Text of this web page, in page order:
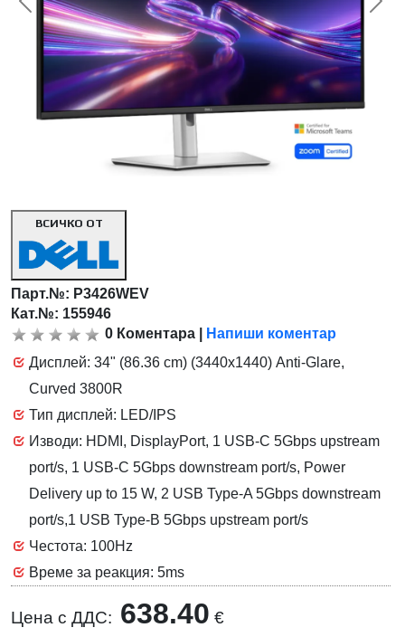
<< Предишна
ВСИЧКО ОТ
Парт.№: P3426WEV
Кат.№: 155946
0 Коментара
Напиши коментар
Дисплей: 34" (86.36 cm) (3440x1440) Anti-Glare,
Curved 3800R
Тип дисплей: LED/IPS
Изводи: HDMI, DisplayPort, 1 USB-C 5Gbps upstream
port/s, 1 USB-C 5Gbps downstream port/s, Power
Delivery up to 15 W, 2 USB Type-A 5Gbps downstream
port/s,1 USB Type-B 5Gbps upstream port/s
Честота: 100Hz
Време за реакция: 5ms
Цена с ДДС: 638.40 €